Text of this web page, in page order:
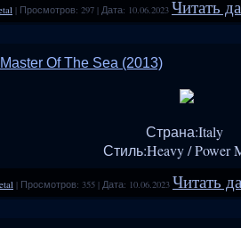
| Просмотров: 297 | Дата: 10.06.2023 Читать
Of The Sea (2013)
Страна:Italy
Стиль:Heavy / Power
| Просмотров: 355 | Дата: 10.06.2023 Читать